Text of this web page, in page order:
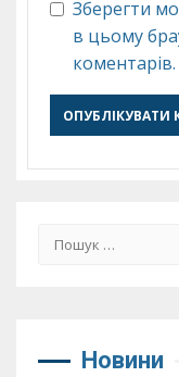
Зберегти
в цьому
коментарів.
Пошук:
Новини